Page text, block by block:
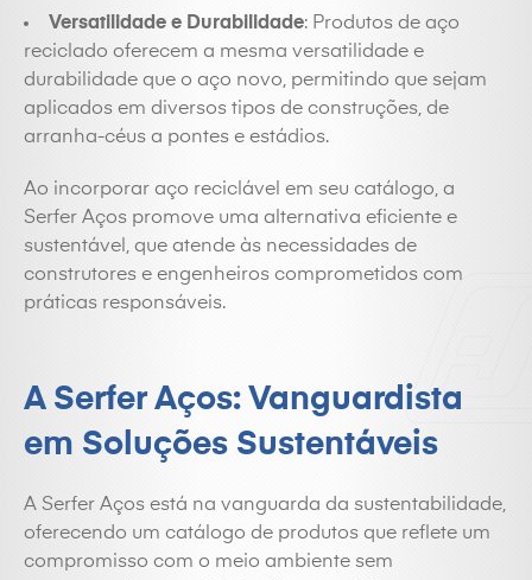
Versatilidade e Durabilidade: Produtos de aço
reciclado oferecem a mesma versatilidade e
durabilidade que o aço novo, permitindo que sejam
aplicados em diversos tipos de construções, de
arranha-céus a pontes e estádios.
Ao incorporar aço reciclável em seu catálogo, a
Serfer Aços promove uma alternativa eficiente e
sustentável, que atende às necessidades de
construtores e engenheiros comprometidos com
práticas responsáveis.
A Serfer Aços: Vanguardista
em Soluções Sustentáveis
A Serfer Aços está na vanguarda da sustentabilidade,
oferecendo um catálogo de produtos que reflete um
compromisso com o meio ambiente sem